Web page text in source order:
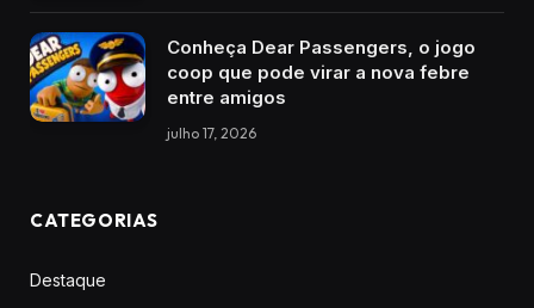
Conheça Dear Passengers, o jogo
coop que pode virar a nova febre
entre amigos
julho 17, 2026
CATEGORIAS
Destaque